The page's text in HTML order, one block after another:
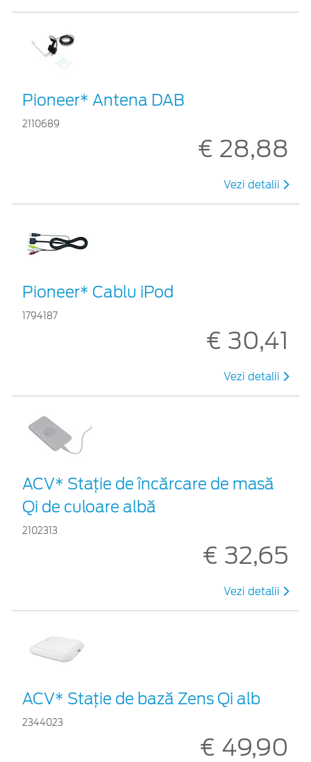
Pioneer* Antena DAB
2110689
€ 28,88
Vezi detalii
Pioneer* Cablu iPod
1794187
€ 30,41
Vezi detalii
ACV* Stație de încărcare de masă
Qi de culoare albă
2102313
€ 32,65
Vezi detalii
ACV* Stație de bază Zens Qi alb
2344023
€ 49,90